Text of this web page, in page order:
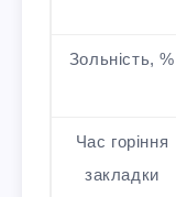
Зольність, %
Час горіння
закладки